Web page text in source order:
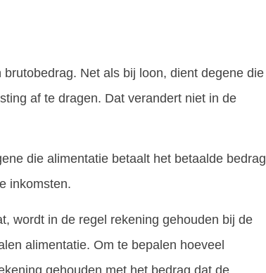
Net als bij loon, dient degene die
af te dragen. Dat verandert niet in de
die alimentatie betaalt het betaalde bedrag
inkomsten.
wordt in de regel rekening gehouden bij de
alimentatie. Om te bepalen hoeveel
gehouden met het bedrag dat de